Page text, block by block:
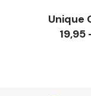
Unique